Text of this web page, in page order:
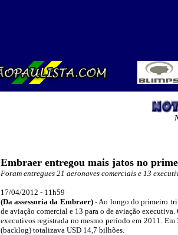
Embraer entregou mais jatos no
Foram entregues 21 aeronaves comerciais e 13
17/04/2012 - 11h59
(Da assessoria da Embraer) -Ao longo do primeiro
de aviação comercial e 13 para o de aviação
executivos registrada no mesmo período em 2011.
(backlog) totalizava USD 14,7 bilhões.